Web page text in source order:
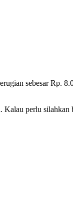
sebesar Rp.
Kalau perlu silahkan